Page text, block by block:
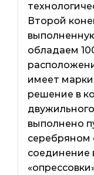
Второй
обладаем
имеет
решение в
выполнено
серебряном
соединение